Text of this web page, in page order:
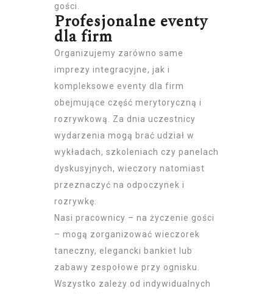
gości.
Profesjonalne eventy
dla firm
Organizujemy zarówno same
imprezy integracyjne, jak i
kompleksowe eventy dla firm
obejmujące część merytoryczną i
rozrywkową. Za dnia uczestnicy
wydarzenia mogą brać udział w
wykładach, szkoleniach czy panelach
dyskusyjnych, wieczory natomiast
przeznaczyć na odpoczynek i
rozrywkę.
Nasi pracownicy – na życzenie gości
– mogą zorganizować wieczorek
taneczny, elegancki bankiet lub
zabawy zespołowe przy ognisku.
Wszystko zależy od indywidualnych